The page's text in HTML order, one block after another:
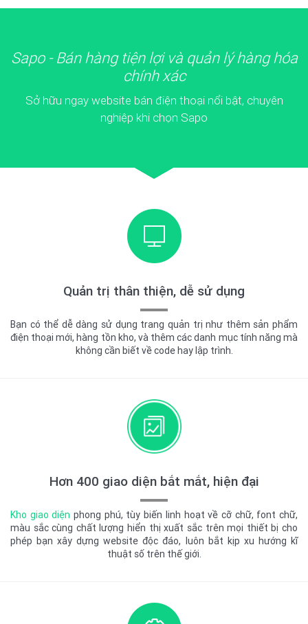
Sapo - Bán hàng tiện lợi và quản lý hàng hóa
chính xác
Sở hữu ngay website bán điện thoại nổi bật, chuyên
nghiệp khi chọn Sapo
Quản trị thân thiện, dễ sử dụng
Bạn có thể dễ dàng sử dụng trang quản trị như thêm sản phẩm
điện thoại mới, hàng tồn kho, và thêm các danh mục tính năng mà
không cần biết về code hay lập trình.
Hơn 400 giao diện bắt mắt, hiện đại
Kho giao diện phong phú, tùy biến linh hoạt về cỡ chữ, font chữ,
màu sắc cùng chất lượng hiển thị xuất sắc trên mọi thiết bị cho
phép bạn xây dựng website độc đáo, luôn bắt kịp xu hướng kĩ
thuật số trên thế giới.